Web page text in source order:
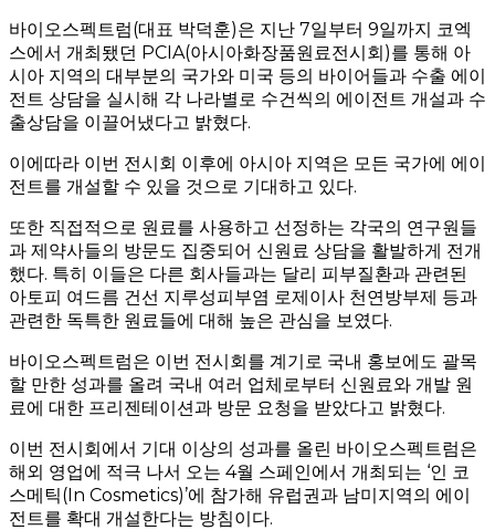
바이오스펙트럼(대표 박덕훈)은 지난 7일부터 9일까지 코엑
스에서 개최됐던 PCIA(아시아화장품원료전시회)를 통해 아
시아 지역의 대부분의 국가와 미국 등의 바이어들과 수출 에이
전트 상담을 실시해 각 나라별로 수건씩의 에이전트 개설과 수
출상담을 이끌어냈다고 밝혔다.
이에따라 이번 전시회 이후에 아시아 지역은 모든 국가에 에이
전트를 개설할 수 있을 것으로 기대하고 있다.
또한 직접적으로 원료를 사용하고 선정하는 각국의 연구원들
과 제약사들의 방문도 집중되어 신원료 상담을 활발하게 전개
했다. 특히 이들은 다른 회사들과는 달리 피부질환과 관련된
아토피 여드름 건선 지루성피부염 로제이사 천연방부제 등과
관련한 독특한 원료들에 대해 높은 관심을 보였다.
바이오스펙트럼은 이번 전시회를 계기로 국내 홍보에도 괄목
할 만한 성과를 올려 국내 여러 업체로부터 신원료와 개발 원
료에 대한 프리젠테이션과 방문 요청을 받았다고 밝혔다.
이번 전시회에서 기대 이상의 성과를 올린 바이오스펙트럼은
해외 영업에 적극 나서 오는 4월 스페인에서 개최되는 ‘인 코
스메틱(In Cosmetics)’에 참가해 유럽권과 남미지역의 에이
전트를 확대 개설한다는 방침이다.